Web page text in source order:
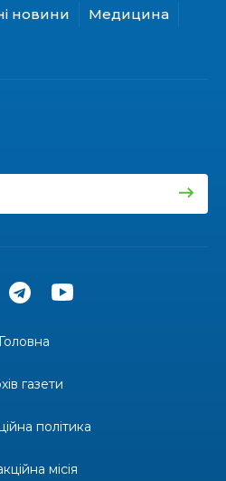
Денисенко бере участь у
свято краси, мистецтва
постатей Бахмута –
новини Медицина
Головна
газети
політика
місія